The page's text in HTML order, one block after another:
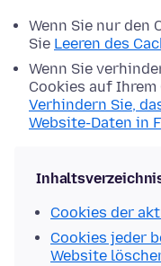
Wenn Sie nur den
Sie Leeren des
Wenn Sie
Cookies auf
Verhindern Sie,
Website-Daten in
Cookies der
Cookies jeder
Website